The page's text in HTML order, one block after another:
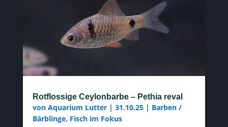
Rotflossige Ceylonbarbe – Pethia reval
von Aquarium Lutter| 31.10.25| Barben /
Bärblinge, Fisch im Fokus